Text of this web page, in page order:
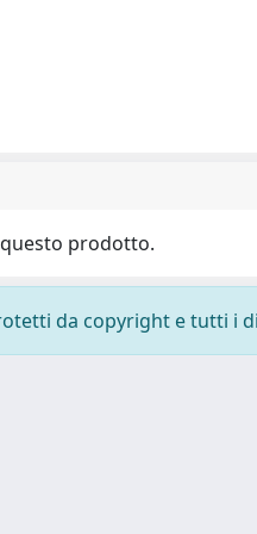
prodotto.
da copyright e tutti i